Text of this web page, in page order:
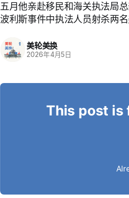
五月他亲赴移民和海关执法局
波利斯事件中执法人员射杀两
美轮美换
2026年4月5日
This post is